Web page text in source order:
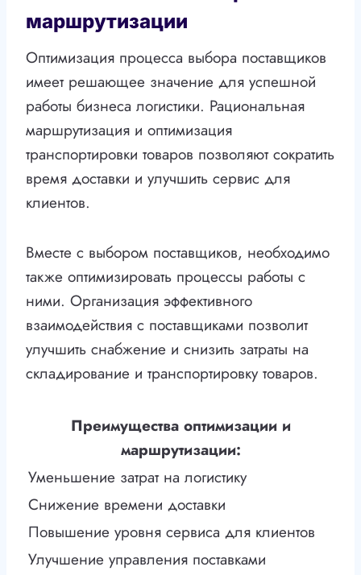
маршрутизации
Оптимизация процесса выбора поставщиков
имеет решающее значение для успешной
работы бизнеса логистики. Рациональная
маршрутизация и оптимизация
транспортировки товаров позволяют сократить
время доставки и улучшить сервис для
клиентов.
Вместе с выбором поставщиков, необходимо
также оптимизировать процессы работы с
ними. Организация эффективного
взаимодействия с поставщиками позволит
улучшить снабжение и снизить затраты на
складирование и транспортировку товаров.
Преимущества оптимизации и
маршрутизации:
Уменьшение затрат на логистику
Снижение времени доставки
Повышение уровня сервиса для клиентов
Улучшение управления поставками